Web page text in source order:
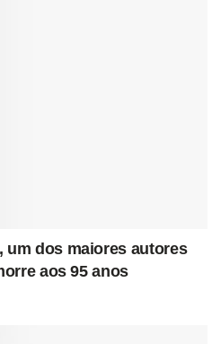
um dos maiores autores
aos 95 anos